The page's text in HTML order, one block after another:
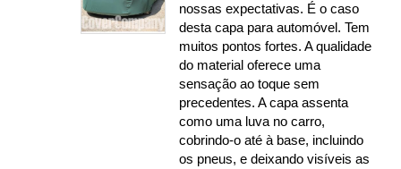
nossas expectativas. É o caso
desta capa para automóvel. Tem
muitos pontos fortes. A qualidade
do material oferece uma
sensação ao toque sem
precedentes. A capa assenta
como uma luva no carro,
cobrindo-o até à base, incluindo
os pneus, e deixando visíveis as